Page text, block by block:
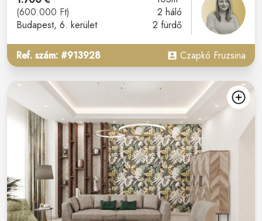
(600.000 Ft)
Budapest, 6. kerület
2 háló
2 fürdő
Ref. szám: #913928 Czapkó Fruzsina